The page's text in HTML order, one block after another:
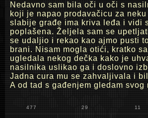
Nedavno sam bila oči u oči s
koji je napao prodavačicu za
slabije građe ima kriva leđa i vidi
poplašena. Željela sam se
se udaljio i rekao kao ajmo pusti
brani. Nisam mogla otići, kratko
ugledala nekog dečka kako je
nasilnika uslikao ga i doslovno
Jadna cura mu se zahvaljivala i
A od tad s gađenjem gledam
477 29 11